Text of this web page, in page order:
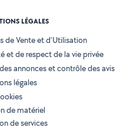
LÉGALES
de Vente et d'Utilisation
et de respect de la vie privée
annonces et contrôle des avis
légales
de matériel
de services